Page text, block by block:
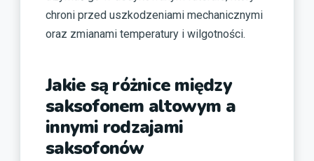
chroni przed uszkodzeniami mechanicznymi
oraz zmianami temperatury i wilgotności.
Jakie są różnice między
saksofonem altowym a
innymi rodzajami
saksofonów